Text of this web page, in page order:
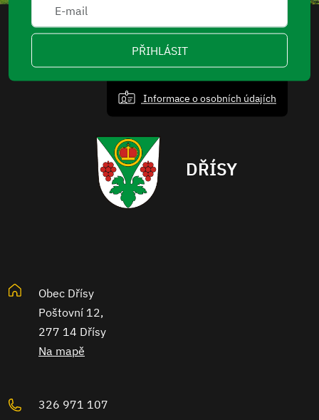
PŘIHLÁSIT
Informace o osobních údajích
DŘÍSY
Obec Dřísy
Poštovní 12,
277 14 Dřísy
Na mapě
326 971 107